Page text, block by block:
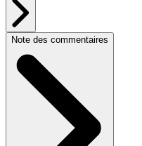
Note des commentaires